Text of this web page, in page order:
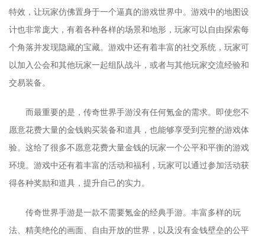
特效，让玩家仿佛置身于一个逼真的游戏世界中。游戏中的地图设
计也非常庞大，有着各种各样的场景和地形，玩家可以自由探索每
个角落并发现隐藏的宝藏。游戏中还有着丰富的社交系统，玩家可
以加入公会和其他玩家一起组队战斗，或者与其他玩家交流经验和
交易装备。
而最重要的是，传奇世界手游没有任何氪金的需求。即使您不
愿意花费大量的金钱购买装备和道具，也能够享受到完整的游戏体
验。这给了很多不愿意花费大量金钱的玩家一个公平和平衡的游戏
环境。游戏中还有着丰富的活动和福利，玩家可以通过参加活动获
得各种奖励和道具，提升自己的实力。
传奇世界手游是一款不需要氪金的经典手游。丰富多样的玩
法、精美绝伦的画面、自由开放的世界，以及没有金钱壁垒的公平